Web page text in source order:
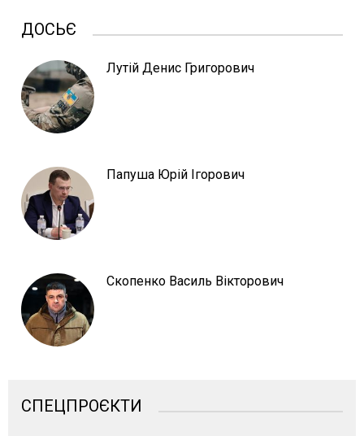
ДОСЬЄ
Лутій Денис Григорович
Папуша Юрій Ігорович
Скопенко Василь Вікторович
СПЕЦПРОЄКТИ